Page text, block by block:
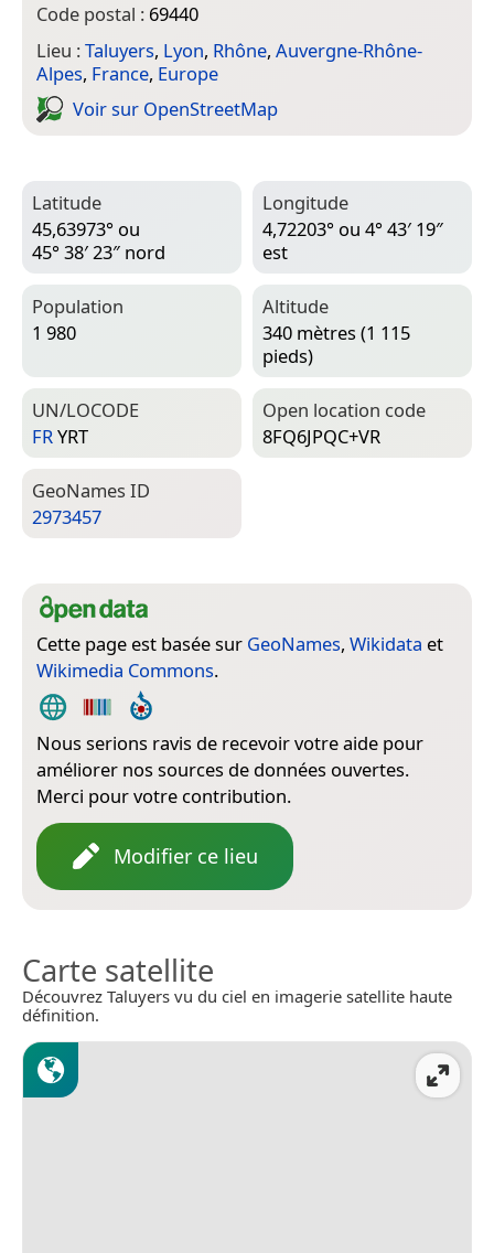
Code postal : 69440
Lieu :Taluyers, Lyon, Rhône, Auvergne-Rhône-
Alpes, France, Europe
Voir sur Open­Street­Map
Latitude
45,63973° ou
45° 38′ 23″ nord
Longitude
4,72203° ou 4° 43′ 19″
est
Population
1 980
Altitude
340 mètres (1 115
pieds)
UN/LOCODE
FRYRT
Open location code
8FQ6JPQC+VR
Geo­Names ID
2973457
Cette page est basée sur GeoNames, Wikidata et
Wikimedia Commons.
Nous serions ravis de recevoir votre aide pour
améliorer nos sources de données ouvertes.
Merci pour votre contribution.
Modifier ce lieu
Carte satellite
Découvrez Taluyers vu du ciel en imagerie satellite haute
définition.